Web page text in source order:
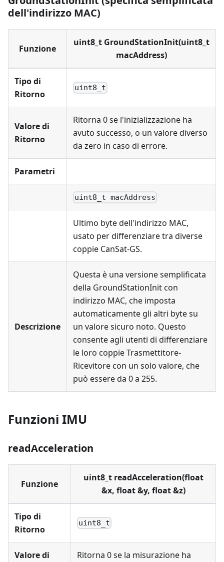
dell'indirizzo MAC)
Funzione
uint8_t GroundStationInit(uint8_t
macAddress)
Tipo di
Ritorno
uint8_t
Valore di
Ritorno
Ritorna 0 se l'inizializzazione ha
avuto successo, o un valore diverso
da zero in caso di errore.
Parametri
uint8_t macAddress
Ultimo byte dell'indirizzo MAC,
usato per differenziare tra diverse
coppie CanSat-GS.
Descrizione
Questa è una versione semplificata
della GroundStationInit con
indirizzo MAC, che imposta
automaticamente gli altri byte su
un valore sicuro noto. Questo
consente agli utenti di differenziare
le loro coppie Trasmettitore-
Ricevitore con un solo valore, che
può essere da 0 a 255.
Funzioni IMU
readAcceleration
Funzione
uint8_t readAcceleration(float
&x, float &y, float &z)
Tipo di
Ritorno
uint8_t
Valore di
Ritorna 0 se la misurazione ha